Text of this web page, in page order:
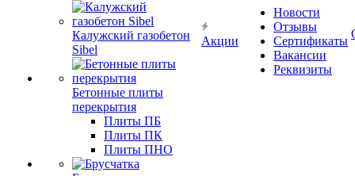
Калужский газобетон
Sibel
Бетонные плиты
перекрытия
Плиты ПБ
Плиты ПК
Плиты ПНО
Акции
Новости
Отзывы
Сертификаты
Вакансии
Реквизиты